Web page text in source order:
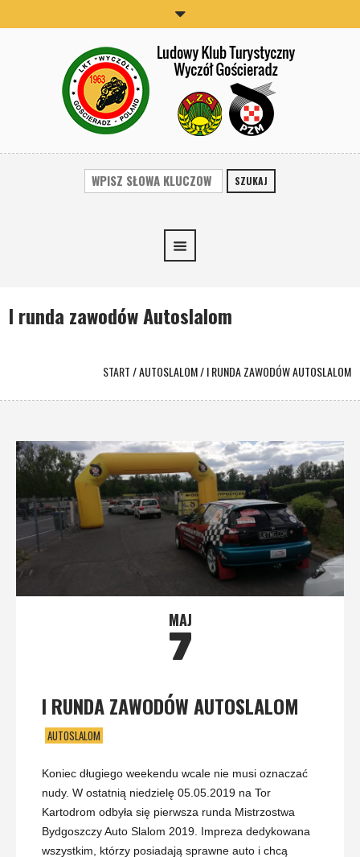
SZUKAJ
I runda zawodów Autoslalom
START/AUTOSLALOM/I RUNDA ZAWODÓW AUTOSLALOM
MAJ
7
I RUNDA ZAWODÓW AUTOSLALOM
AUTOSLALOM
Koniec długiego weekendu wcale nie musi oznaczać
nudy. W ostatnią niedzielę 05.05.2019 na Tor
Kartodrom odbyła się pierwsza runda Mistrzostwa
Bydgoszczy Auto Slalom 2019. Impreza dedykowana
wszystkim, którzy posiadają sprawne auto i chcą